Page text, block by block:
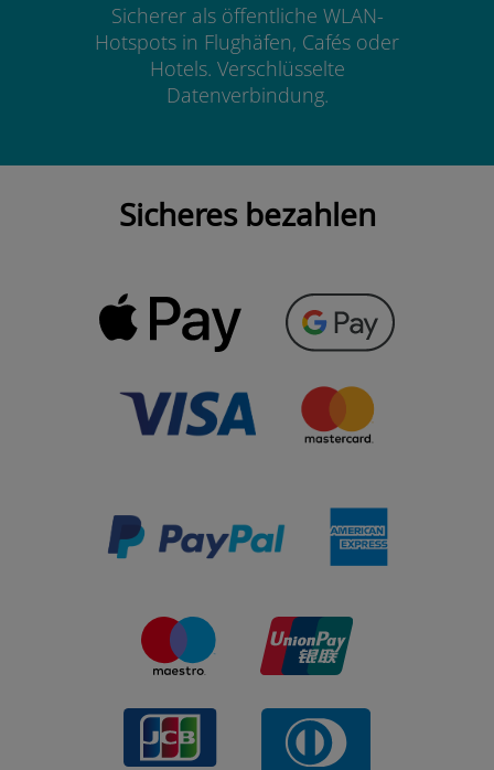
Sicherer als öffentliche WLAN-
Hotspots in Flughäfen, Cafés oder
Hotels. Verschlüsselte
Datenverbindung.
Sicheres bezahlen